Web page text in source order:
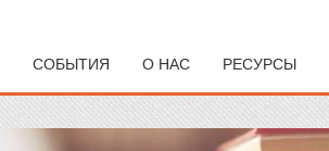
СОБЫТИЯ О НАС РЕСУРСЫ